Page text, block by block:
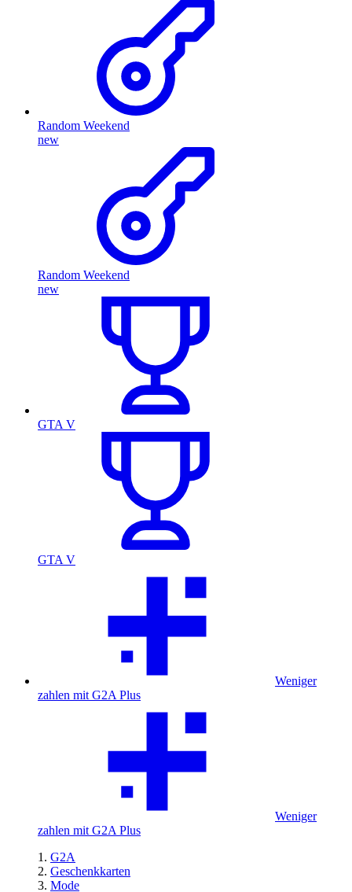
Random Weekend
new
Random Weekend
new
GTA V
GTA V
Weniger
zahlen mit G2A Plus
Weniger
zahlen mit G2A Plus
G2A
Geschenkkarten
Mode